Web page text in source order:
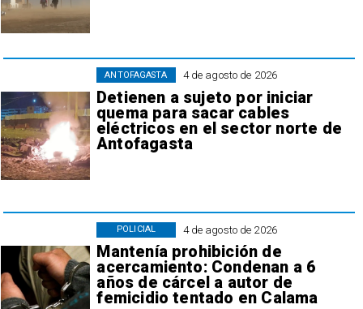
4 de agosto de 2026
Detienen a sujeto por iniciar
quema para sacar cables
eléctricos en el sector norte de
Antofagasta
ANTOFAGASTA
4 de agosto de 2026
Mantenía prohibición de
acercamiento: Condenan a 6
años de cárcel a autor de
femicidio tentado en Calama
POLICIAL